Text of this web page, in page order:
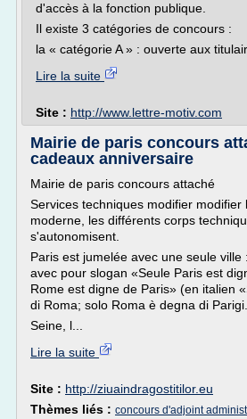
d'accès à la fonction publique.
Il existe 3 catégories de concours :
la « catégorie A » : ouverte aux
Lire la suite
Site : http://www.lettre-motiv.com
Mairie de paris concours
cadeaux anniversaire
Mairie de paris concours attaché
Services techniques modifier modifier
moderne, les différents corps
s'autonomisent.
Paris est jumelée avec une seule ville
avec pour slogan «Seule Paris est
Rome est digne de Paris» (en italien
di Roma; solo Roma è degna di Parigi.
Seine, l...
Lire la suite
Site : http://ziuaindragostitilor.eu
Thèmes liés : concours d'adjoint